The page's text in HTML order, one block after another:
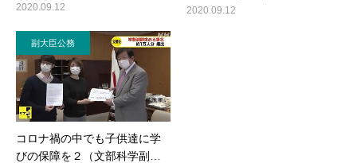
2020.09.12 2020.09.12
副大臣公務
コロナ禍の中でも子供達に学
びの保障を２（文部科学副…